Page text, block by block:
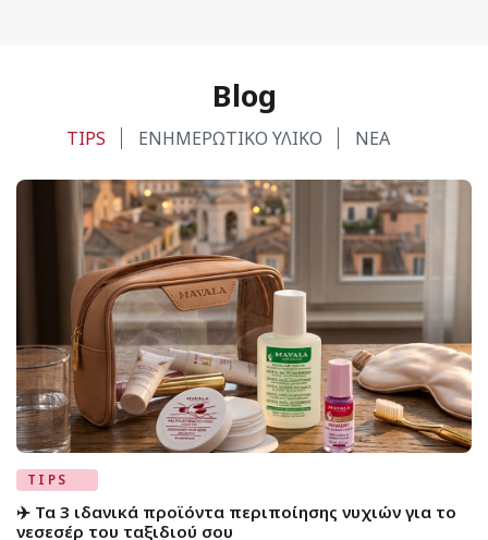
Blog
TIPS ΕΝΗΜΕΡΩΤΙΚΟ ΥΛΙΚΟ ΝΕΑ
TIPS
✈️ Τα 3 ιδανικά προϊόντα περιποίησης νυχιών για το
νεσεσέρ του ταξιδιού σου